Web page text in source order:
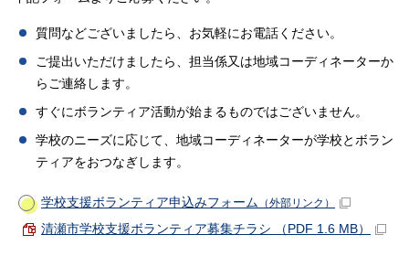
質問などございましたら、お気軽にお電話ください。
ご提出いただけましたら、担当係又は地域コーディネーターか
らご連絡します。
すぐにボランティア活動が始まるものではございません。
学校のニーズに応じて、地域コーディネーターが学校とボラン
ティアをおつなぎします。
学校支援ボランティア申込みフォーム （外部リンク）
清瀬市学校支援ボランティア募集チラシ （PDF 1.6 MB）